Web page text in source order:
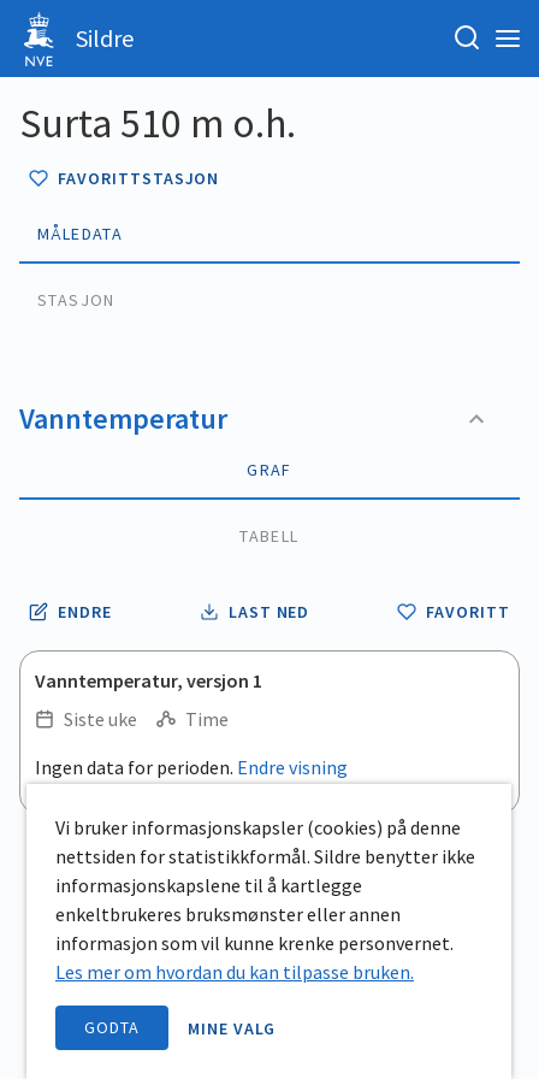
Sildre
Surta 510 m o.h.
FAVORITTSTASJON
MÅLEDATA
STASJON
Vanntemperatur
GRAF
TABELL
ENDRE LAST NED FAVORITT
Vanntemperatur, versjon 1
Siste uke
Time
Ingen data for perioden. Endre visning
Vi bruker informasjonskapsler (cookies) på denne
nettsiden for statistikkformål. Sildre benytter ikke
informasjonskapslene til å kartlegge
enkeltbrukeres bruksmønster eller annen
informasjon som vil kunne krenke personvernet.
Les mer om hvordan du kan tilpasse bruken.
GODTA MINE VALG